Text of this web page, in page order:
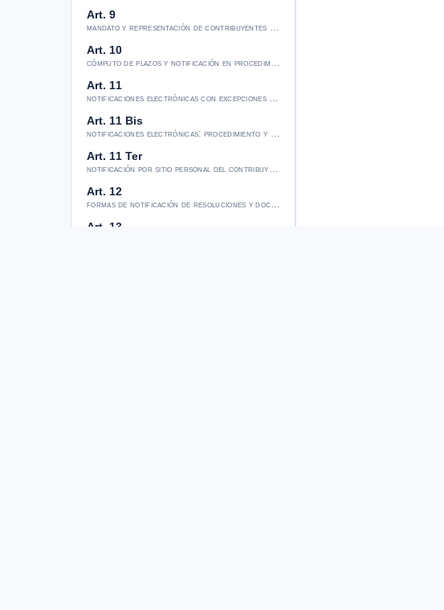
Art. 9
mandato y representación de contribuyentes ante el servicio
Art. 10
cómputo de plazos y notificación en procedimientos tributarios
Art. 11
notificaciones electrónicas con excepciones por falta de conectividad o medios
Art. 11 Bis
notificaciones electrónicas: procedimiento y efectos legales
Art. 11 Ter
notificación por sitio personal del contribuyente previa autorización expresa
Art. 12
formas de notificación de resoluciones y documentos judiciales
Art. 13